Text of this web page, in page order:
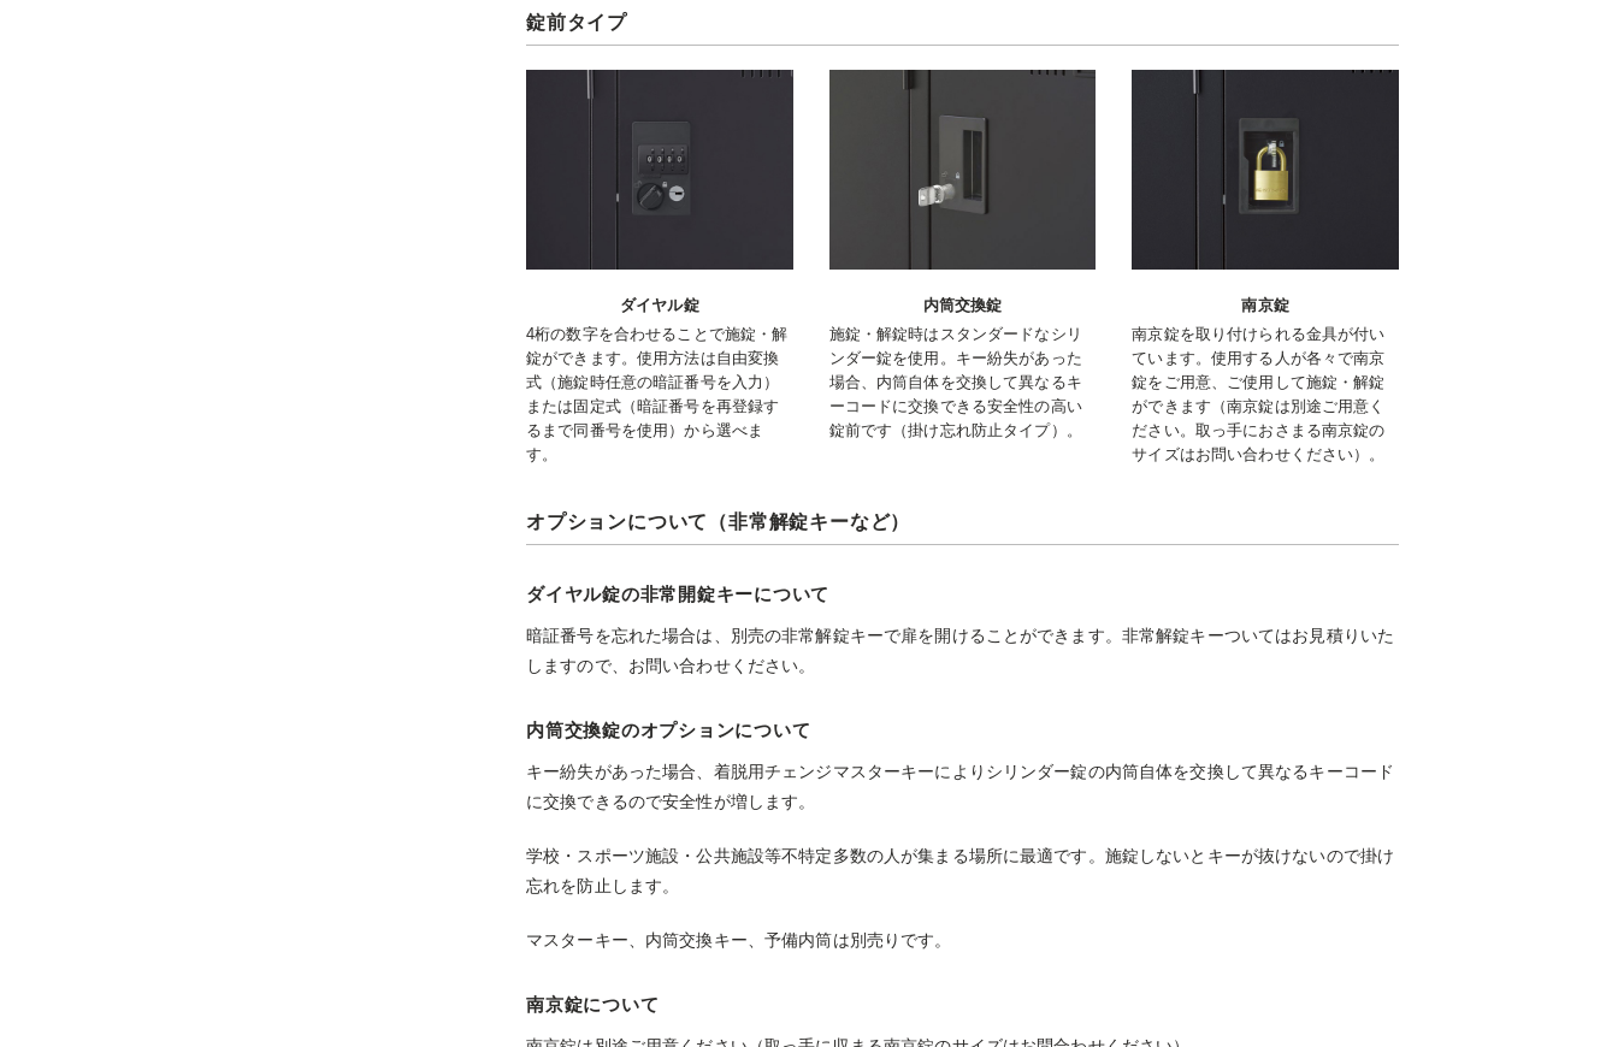
錠前タイプ
ダイヤル錠
4桁の数字を合わせることで施錠・解
錠ができます。使用方法は自由変換
式（施錠時任意の暗証番号を入力）
または固定式（暗証番号を再登録す
るまで同番号を使用）から選べま
す。
内筒交換錠
施錠・解錠時はスタンダードなシリ
ンダー錠を使用。キー紛失があった
場合、内筒自体を交換して異なるキ
ーコードに交換できる安全性の高い
錠前です（掛け忘れ防止タイプ）。
南京錠
南京錠を取り付けられる金具が付い
ています。使用する人が各々で南京
錠をご用意、ご使用して施錠・解錠
ができます（南京錠は別途ご用意く
ださい。取っ手におさまる南京錠の
サイズはお問い合わせください）。
オプションについて（非常解錠キーなど）
ダイヤル錠の非常開錠キーについて
暗証番号を忘れた場合は、別売の非常解錠キーで扉を開けることができます。非常解錠キーついてはお見積りいた
しますので、お問い合わせください。
内筒交換錠のオプションについて
キー紛失があった場合、着脱用チェンジマスターキーによりシリンダー錠の内筒自体を交換して異なるキーコード
に交換できるので安全性が増します。
学校・スポーツ施設・公共施設等不特定多数の人が集まる場所に最適です。施錠しないとキーが抜けないので掛け
忘れを防止します。
マスターキー、内筒交換キー、予備内筒は別売りです。
南京錠について